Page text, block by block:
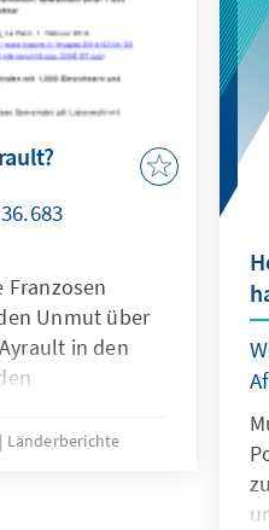
Unmut über
in den
die politische
Länderberichte